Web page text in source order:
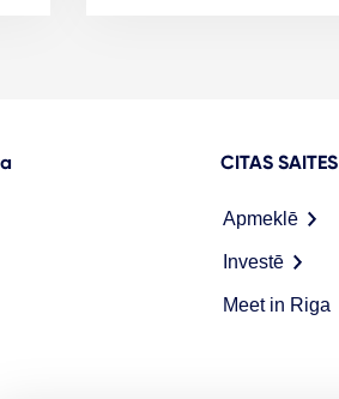
CITAS SAITES
Apmeklē
Investē
Meet in Riga